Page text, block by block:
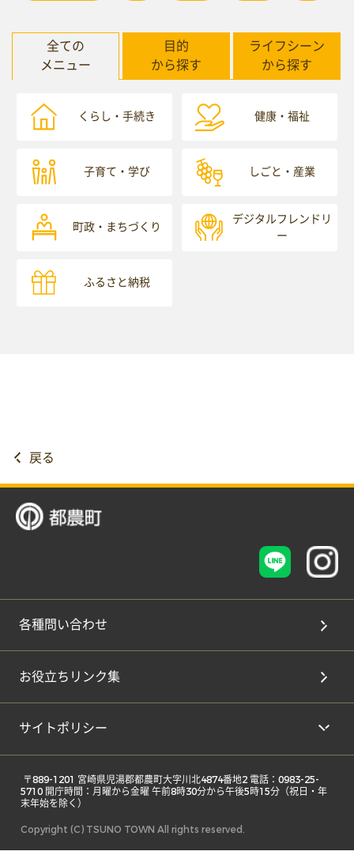
全ての
メニュー
目的
から探す
ライフシーン
から探す
くらし・手続き 健康・福祉
子育て・学び しごと・産業
町政・まちづくり
デジタルフレンドリ
ー
ふるさと納税
戻る
各種問い合わせ
お役立ちリンク集
サイトポリシー
5710 開庁時間：月曜から金曜 午前8時30分から午後5時15分（祝日・年
末年始を除く）
Copyright (C) TSUNO TOWN All rights reserved.